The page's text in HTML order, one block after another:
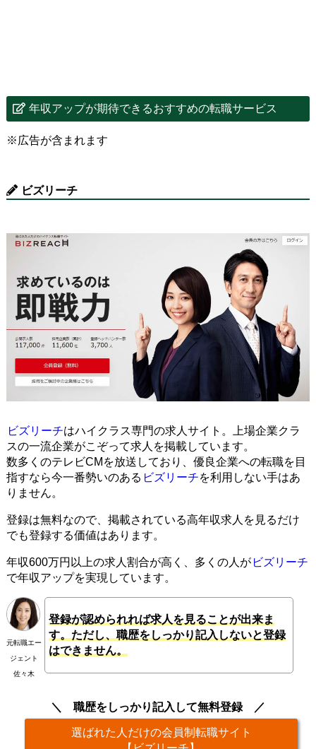
年収アップが期待できるおすすめの転職サービス
※広告が含まれます
ビズリーチ
ビズリーチはハイクラス専門の求人サイト。上場企業クラ
スの一流企業がこぞって求人を掲載しています。
数多くのテレビCMを放送しており、優良企業への転職を目
指すなら今一番勢いのある ビズリーチを利用しない手はあ
りません。
登録は無料なので、掲載されている高年収求人を見るだけ
でも登録する価値はあります。
年収600万円以上の求人割合が高く、多くの人が ビズリーチ
で年収アップを実現しています。
元転職エー
ジェント
佐々木
登録が認められれば求人を見ることが出来ま
す。ただし、職歴をしっかり記入しないと登録
はできません。
職歴をしっかり記入して無料登録
選ばれた人だけの会員制転職サイト
【ビズリーチ】